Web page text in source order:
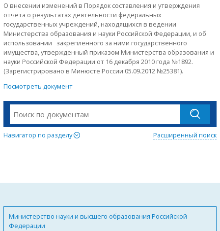
О внесении изменений в Порядок составления и утверждения
отчета о результатах деятельности федеральных
государственных учреждений, находящихся в ведении
Министерства образования и науки Российской Федерации, и об
использовании закрепленного за ними государственного
имущества, утвержденный приказом Министерства образования и
науки Российской Федерации от 16 декабря 2010 года №1892.
(Зарегистрировано в Минюсте России 05.09.2012 №25381).
Посмотреть документ
Навигатор по разделу Расширенный поиск
Министерство науки и высшего образования Российской
Федерации